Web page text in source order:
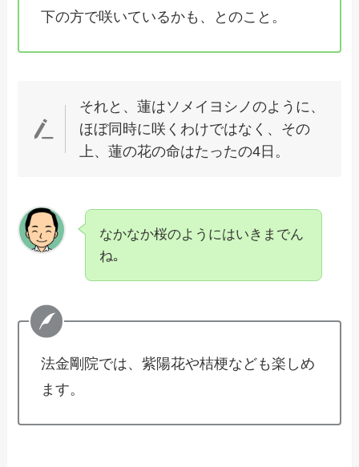
下の方で咲いているかも、とのこと。
それと、蓮はソメイヨシノのように、
ほぼ同時に咲くわけではなく、その
上、蓮の花の命はたったの4日。
なかなか桜のようにはいきまでん
ね｡
法金剛院では、紫陽花や桔梗なども楽しめ
ます。